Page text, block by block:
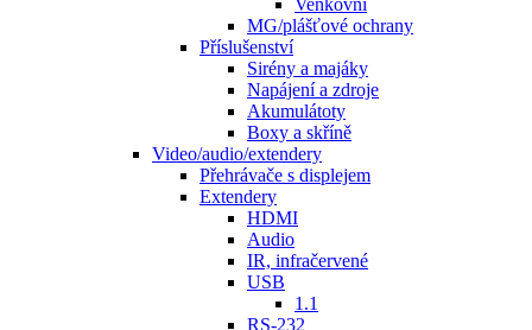
Venkovní
MG/plášťové ochrany
Příslušenství
Sirény a majáky
Napájení a zdroje
Akumulátoty
Boxy a skříně
Video/audio/extendery
Přehrávače s displejem
Extendery
HDMI
Audio
IR, infračervené
USB
1.1
RS-232